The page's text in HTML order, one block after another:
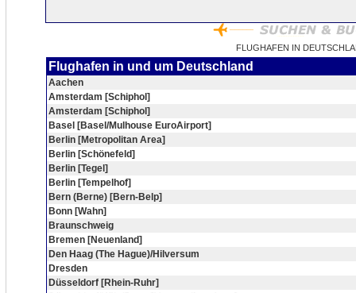
FLUGHAFEN IN
Flughafen in und um Deutschland
Aachen
Amsterdam [Schiphol]
Amsterdam [Schiphol]
Basel [Basel/Mulhouse EuroAirport]
Berlin [Metropolitan Area]
Berlin [Schönefeld]
Berlin [Tegel]
Berlin [Tempelhof]
Bern (Berne) [Bern-Belp]
Bonn [Wahn]
Braunschweig
Bremen [Neuenland]
Den Haag (The Hague)/Hilversum
Dresden
Düsseldorf [Rhein-Ruhr]